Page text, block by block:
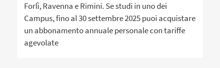
Forlì, Ravenna e Rimini. Se studi in uno dei
Campus, fino al 30 settembre 2025 puoi acquistare
un abbonamento annuale personale con tariffe
agevolate